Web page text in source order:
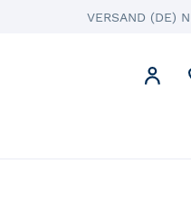
VERSAND (DE)
Mein